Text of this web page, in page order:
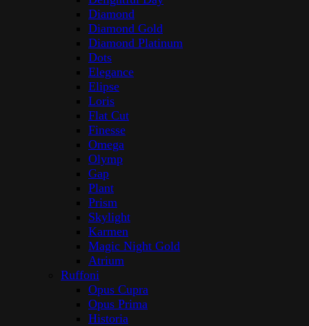
Diamond
Diamond Gold
Diamond Platinum
Dots
Elegance
Elipse
Loris
Flat Cut
Finesse
Omega
Olymp
Gap
Plant
Prism
Skylight
Karmen
Magic Night Gold
Atrium
Ruffoni
Opus Cupra
Opus Prima
Historia